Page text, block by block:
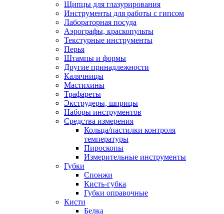
Щипцы для глазурирования
Инструменты для работы с гипсом
Лабораторная посуда
Аэрографы, краскопульты
Текстурные инструменты
Перья
Штампы и формы
Другие принадлежности
Калячницы
Мастихины
Трафареты
Экструдеры, шприцы
Наборы инструментов
Средства измерения
Кольца/пастилки контроля
температуры
Пироскопы
Измерительные инструменты
Губки
Спонжи
Кисть-губка
Губки оправочные
Кисти
Белка